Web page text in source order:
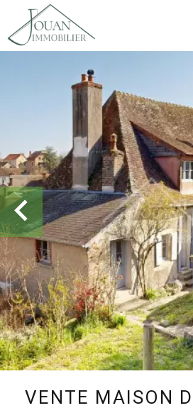
VENTE MAISON